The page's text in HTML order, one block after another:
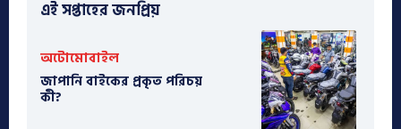
এই সপ্তাহের জনপ্রিয়
অটোমোবাইল
​জাপানি বাইকের প্রকৃত পরিচয়
কী?